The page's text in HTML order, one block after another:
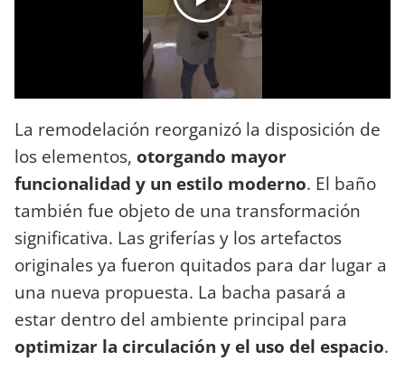
La remodelación reorganizó la disposición de
los elementos, otorgando mayor
funcionalidad y un estilo moderno. El baño
también fue objeto de una transformación
significativa. Las griferías y los artefactos
originales ya fueron quitados para dar lugar a
una nueva propuesta. La bacha pasará a
estar dentro del ambiente principal para
optimizar la circulación y el uso del espacio.